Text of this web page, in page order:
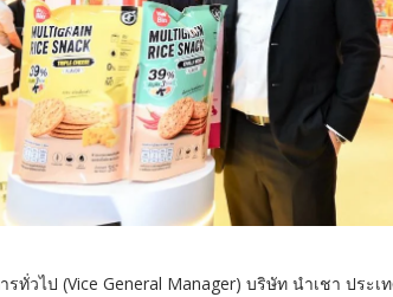
รทั่วไป (Vice General Manager) บริษัท นำเชา ประ